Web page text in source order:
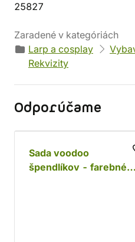
25827
Zaradené v kategóriách
Larp a cosplay
Rekvizity
Odporúčame
Sada voodoo
špendlíkov - farebné